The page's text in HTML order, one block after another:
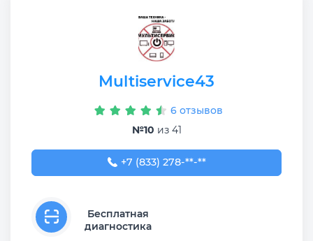
Multiservice43
6 отзывов
№10 из 41
+7 (833) 278-26-49
+7 (833) 278-**-**
Бесплатная
диагностика